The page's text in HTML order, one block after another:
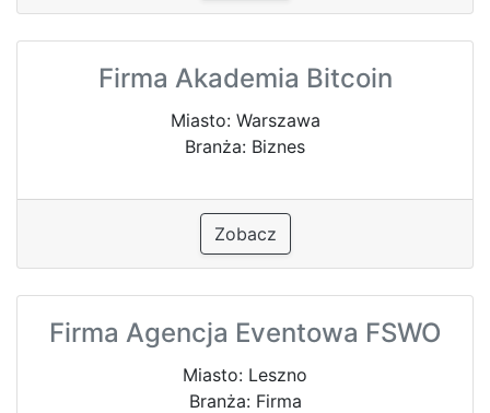
Firma Akademia Bitcoin
Miasto: Warszawa
Branża: Biznes
Zobacz
Firma Agencja Eventowa FSWO
Miasto: Leszno
Branża: Firma